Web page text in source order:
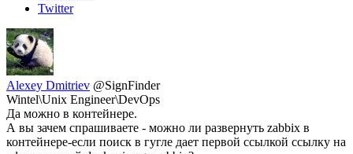
Twitter
Alexey Dmitriev @SignFinder
Wintel\Unix Engineer\DevOps
Да можно в контейнере.
А вы зачем спрашиваете - можно ли развернуть zabbix в
контейнере-если поиск в гугле дает первой ссылкой ссылку на